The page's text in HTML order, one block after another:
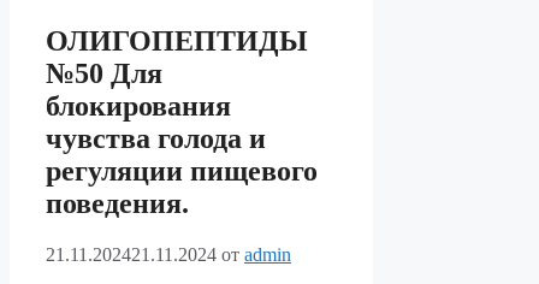
ОЛИГОПЕПТИДЫ
№50 Для
блокирования
чувства голода и
регуляции пищевого
поведения.
21.11.202421.11.2024 от admin